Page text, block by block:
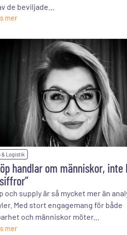
de beviljade...
mer
& Logistik
handlar om människor, inte
och supply är så mycket mer än
Med stort engagemang för både
och människor möter...
mer